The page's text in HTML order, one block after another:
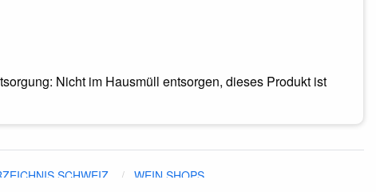
Nicht im Hausmüll entsorgen, dieses Produkt ist
SCHWEIZ WEIN SHOPS